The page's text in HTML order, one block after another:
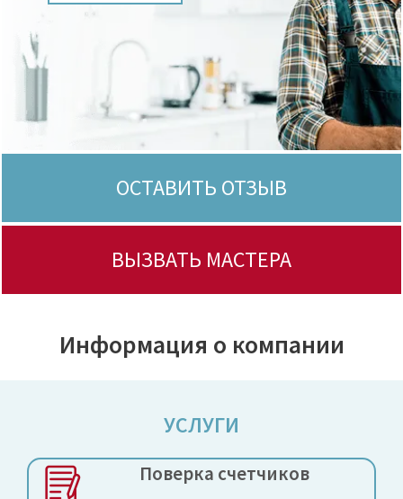
ОСТАВИТЬ ОТЗЫВ
ВЫЗВАТЬ МАСТЕРА
Информация о компании
УСЛУГИ
Поверка счетчиков